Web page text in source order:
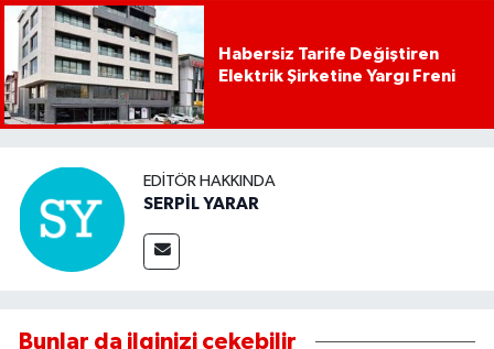
Habersiz Tarife Değiştiren
Elektrik Şirketine Yargı Freni
EDITÖR HAKKINDA
SERPİL YARAR
Bunlar da ilginizi çekebilir